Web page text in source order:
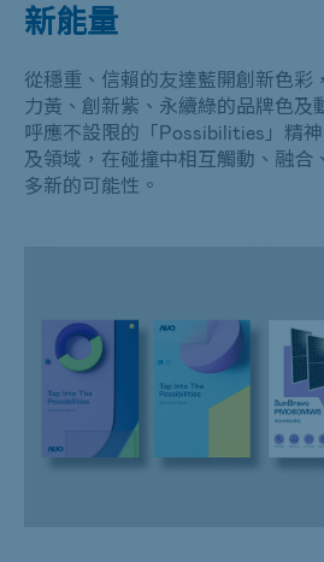
新能量
從穩重、信賴的友達藍開創新色彩
力黃、創新紫、永續綠的品牌色及
呼應不設限的「Possibilities」精
及領域，在碰撞中相互觸動、融合
多新的可能性。